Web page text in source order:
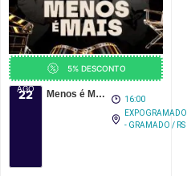
5% DESCONTO
22
AGO Menos é Mais em Gramado 2026
16:00
EXPOGRAMADO
- GRAMADO / RS